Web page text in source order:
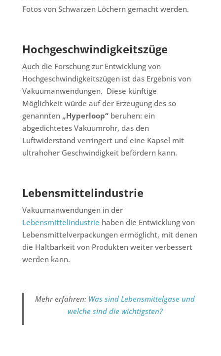
Fotos von Schwarzen Löchern gemacht werden.
Hochgeschwindigkeitszüge
Auch die Forschung zur Entwicklung von
Hochgeschwindigkeitszügen ist das Ergebnis von
Vakuumanwendungen. Diese künftige
Möglichkeit würde auf der Erzeugung des so
genannten „Hyperloop“ beruhen: ein
abgedichtetes Vakuumrohr, das den
Luftwiderstand verringert und eine Kapsel mit
ultrahoher Geschwindigkeit befördern kann.
Lebensmittelindustrie
Vakuumanwendungen in der
Lebensmittelindustrie haben die Entwicklung von
Lebensmittelverpackungen ermöglicht, mit denen
die Haltbarkeit von Produkten weiter verbessert
werden kann.
Mehr erfahren: Was sind Lebensmittelgase und
welche sind die wichtigsten?